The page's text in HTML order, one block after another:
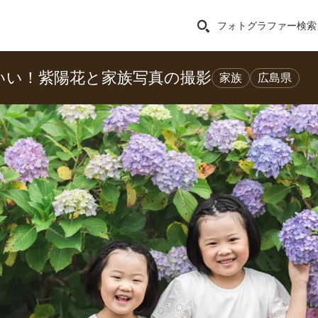
フォトグラファー検索
！紫陽花と家族写真の撮影 家族 広島県